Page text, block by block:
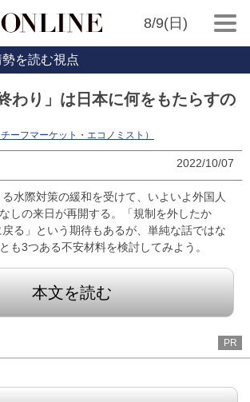
8/9(日)
を読む視点
わり」は日本に何をもたらすの
チーフマーケット・エコノミスト）
2022/10/07
水際対策の緩和を受けて、いよいよ外国人
しの来日が再開する。「規制を外したか
る」という期待もあるが、単純な話ではな
も3つある不安材料を検討してみよう。
本文を読む
PR